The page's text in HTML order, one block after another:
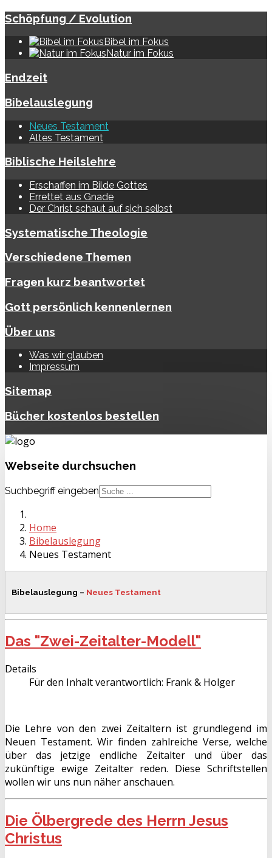
Schöpfung / Evolution
Bibel im Fokus
Natur im Fokus
Endzeit
Bibelauslegung
Neues Testament
Altes Testament
Biblische Heilslehre
Erschaffen im Bilde Gottes
Errettet aus Gnade
Der Christ schaut auf sich selbst
Systematische Theologie
Verschiedene Themen
Fragen kurz beantwortet
Gott persönlich kennenlernen
Über uns
Was wir glauben
Impressum
Sitemap
Bücher kostenlos bestellen
Webseite durchsuchen
Suchbegriff eingeben
Home
Bibelauslegung
Neues Testament
Bibelauslegung – Neues Testament
Das "Zwei-Zeitalter-Modell"
Details
Für den Inhalt verantwortlich: Frank & Holger
Die Lehre von den zwei Zeitaltern ist grundlegend im
Neuen Testament. Wir finden zahlreiche Verse, welche
über das jetzige endliche Zeitalter und über das
zukünftige ewige Zeitalter reden. Diese Schriftstellen
wollen wir uns nun näher anschauen.
Die Ölbergrede des Herrn Jesus
Christus